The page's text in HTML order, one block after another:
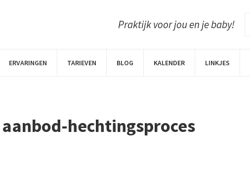
Praktijk voor jou en je baby!
ERVARINGEN TARIEVEN BLOG KALENDER LINKJES
aanbod-hechtingsproces